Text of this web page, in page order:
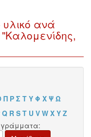
υλικό ανά
Π Ρ Σ Τ Υ Φ Χ Ψ Ω
Q R S T U V W X Y Z
γράμματα: